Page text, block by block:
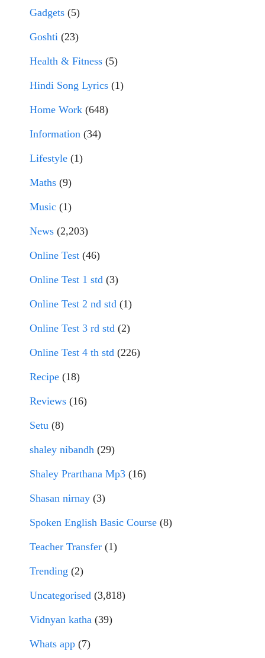
Gadgets (5)
Goshti (23)
Health & Fitness (5)
Hindi Song Lyrics (1)
Home Work (648)
Information (34)
Lifestyle (1)
Maths (9)
Music (1)
News (2,203)
Online Test (46)
Online Test 1 std (3)
Online Test 2 nd std (1)
Online Test 3 rd std (2)
Online Test 4 th std (226)
Recipe (18)
Reviews (16)
Setu (8)
shaley nibandh (29)
Shaley Prarthana Mp3 (16)
Shasan nirnay (3)
Spoken English Basic Course (8)
Teacher Transfer (1)
Trending (2)
Uncategorised (3,818)
Vidnyan katha (39)
Whats app (7)